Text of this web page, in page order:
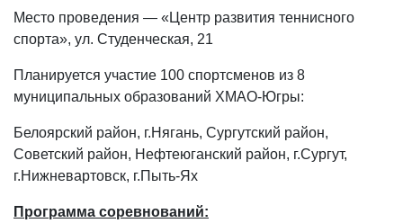
Место проведения — «Центр развития теннисного
спорта», ул. Студенческая, 21
Планируется участие 100 спортсменов из 8
муниципальных образований ХМАО-Югры:
Белоярский район, г.Нягань, Сургутский район,
Советский район, Нефтеюганский район, г.Сургут,
г.Нижневартовск, г.Пыть-Ях
Программа соревнований: